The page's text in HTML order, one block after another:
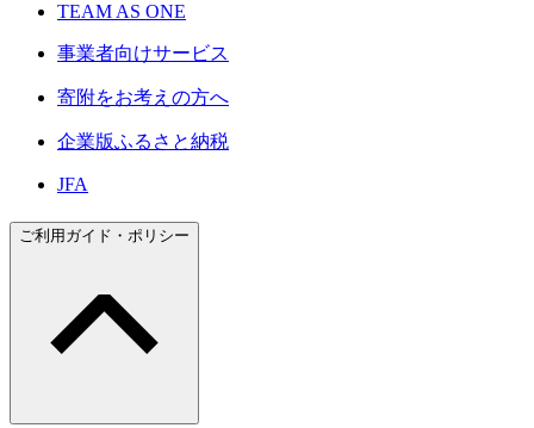
TEAM AS ONE
事業者向けサービス
寄附をお考えの方へ
企業版ふるさと納税
JFA
ご利用ガイド・ポリシー